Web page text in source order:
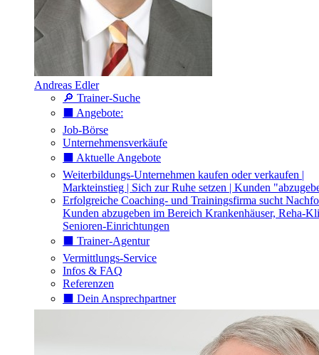
Andreas Edler
🔎 Trainer-Suche
⬛️ Angebote:
Job-Börse
Unternehmensverkäufe
⬛️ Aktuelle Angebote
Weiterbildungs-Unternehmen kaufen oder verkaufen |
Markteinstieg | Sich zur Ruhe setzen | Kunden
Erfolgreiche Coaching- und Trainingsfirma sucht
Kunden abzugeben im Bereich Krankenhäuser, Reha-
Senioren-Einrichtungen
⬛️ Trainer-Agentur
Vermittlungs-Service
Infos & FAQ
Referenzen
⬛️ Dein Ansprechpartner